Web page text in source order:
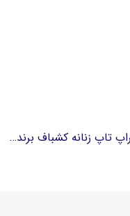
کراپ تاپ زنانه کشباف برند even&ODD